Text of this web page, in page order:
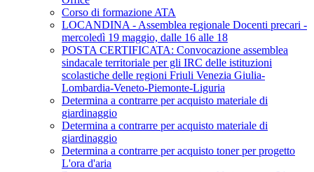
Corso di formazione ATA
LOCANDINA - Assemblea regionale Docenti precari -
mercoledì 19 maggio, dalle 16 alle 18
POSTA CERTIFICATA: Convocazione assemblea
sindacale territoriale per gli IRC delle istituzioni
scolastiche delle regioni Friuli Venezia Giulia-
Lombardia-Veneto-Piemonte-Liguria
Determina a contrarre per acquisto materiale di
giardinaggio
Determina a contrarre per acquisto materiale di
giardinaggio
Determina a contrarre per acquisto toner per progetto
L'ora d'aria